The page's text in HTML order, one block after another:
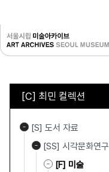
[C] 최민 컬렉션
[S] 도서 자료
[SS] 시각문화연구
[F] 미술